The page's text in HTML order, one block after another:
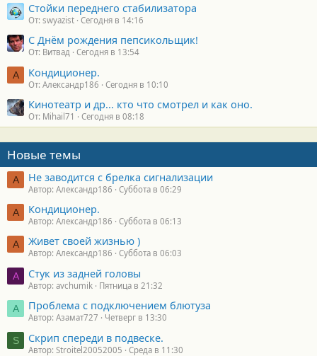
Стойки переднего стабилизатора
От: swyazist Сегодня в 14:16
С Днём рождения пепсикольщик!
От: Витвад Сегодня в 13:54
А Кондиционер.
От: Александр186 Сегодня в 10:10
Кинотеатр и др... кто что смотрел и как оно.
От: Mihail71 Сегодня в 08:18
Новые темы
А Не заводится с брелка сигнализации
Автор: Александр186 Суббота в 06:29
А Кондиционер.
Автор: Александр186 Суббота в 06:13
А Живет своей жизнью )
Автор: Александр186 Суббота в 06:03
A Стук из задней головы
Автор: avchumik Пятница в 21:32
А Проблема с подключением блютуза
Автор: Азамат727 Четверг в 13:30
S Скрип спереди в подвеске.
Автор: Stroitel20052005 Среда в 11:30